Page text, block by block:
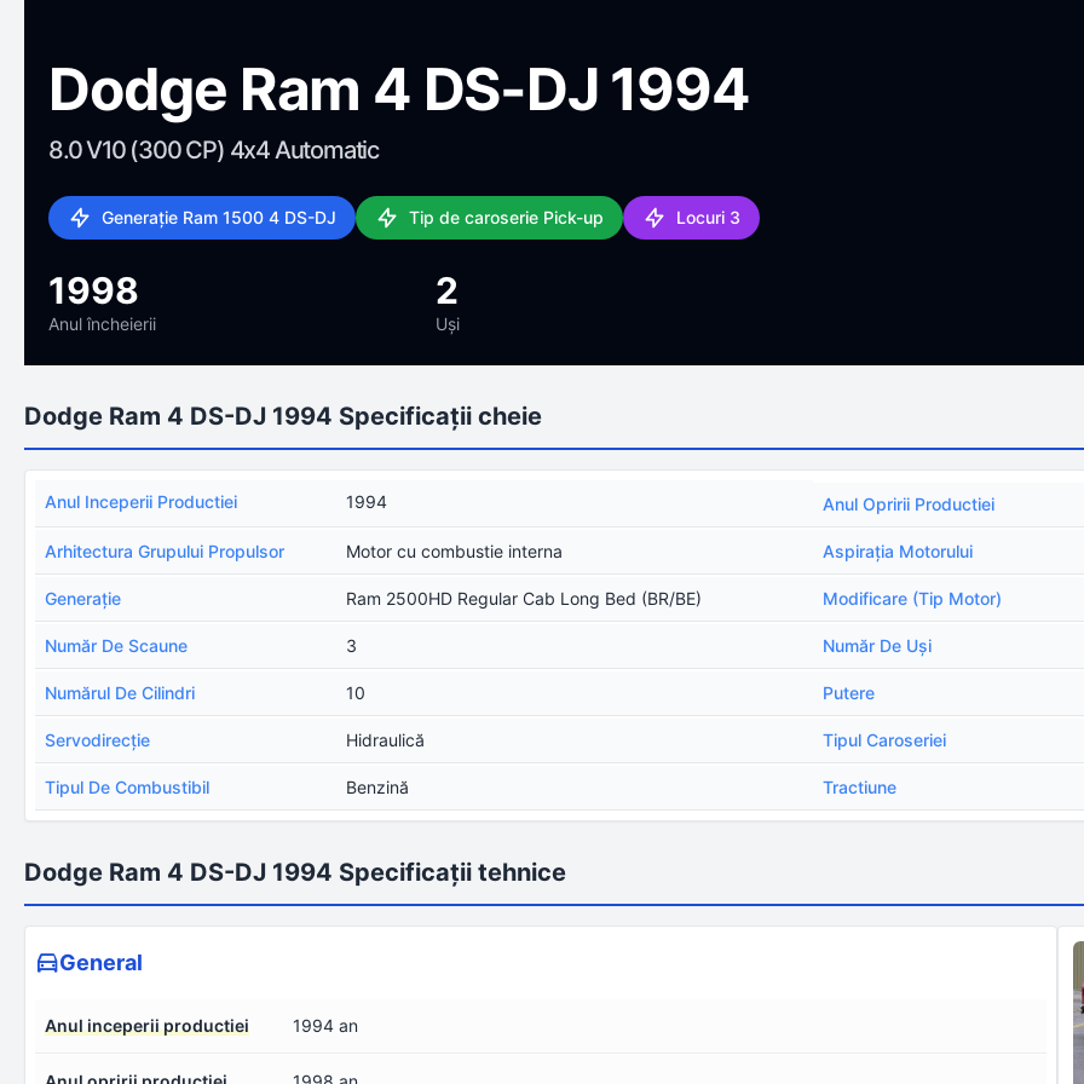
Dodge Ram 4 DS-DJ 1994
8.0 V10 (300 CP) 4x4 Automatic
Generație Ram 1500 4 DS-DJ Tip de caroserie Pick-up Locuri 3
1998
Anul încheierii
2
Uși
Dodge Ram 4 DS-DJ 1994 Specificații cheie
Anul Inceperii Productiei 1994 Anul Opririi Productiei
Arhitectura Grupului Propulsor Motor cu combustie interna Aspirația Motorului
Generație Ram 2500HD Regular Cab Long Bed (BR/BE) Modificare (Tip Motor)
Număr De Scaune 3 Număr De Uşi
Numărul De Cilindri 10 Putere
Servodirecţie Hidraulică Tipul Caroseriei
Tipul De Combustibil Benzină Tractiune
Dodge Ram 4 DS-DJ 1994 Specificații tehnice
General
Anul inceperii productiei 1994 an